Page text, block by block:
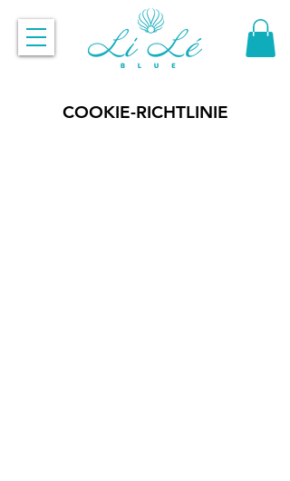
COOKIE-RICHTLINIE